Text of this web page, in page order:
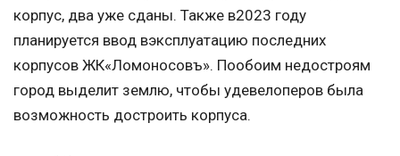
корпус, два уже сданы. Также в2023 году
планируется ввод вэксплуатацию последних
корпусов ЖК«Ломоносовъ». Пообоим недостроям
город выделит землю, чтобы удевелоперов была
возможность достроить корпуса.